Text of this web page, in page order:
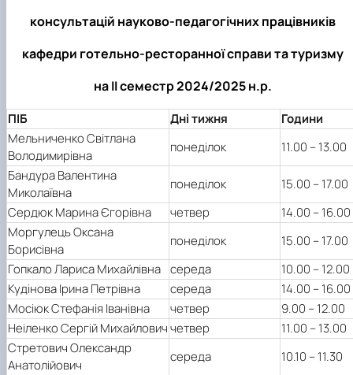
консультацій науково-педагогічних працівників
кафедри готельно-ресторанної справи та туризму
на ІІ семестр 2024/2025 н.р.
ПІБ Дні тижня
Години
Мельниченко Світлана
Володимирівна
понеділок
11.00 – 13.00
Бандура Валентина
Миколаївна
понеділок
15.00 – 17.00
Сердюк Марина Єгорівна
четвер
14.00 – 16.00
Моргулець Оксана
Борисівна
понеділок
15.00 – 17.00
Гопкало Лариса Михайлівна середа
10.00 – 12.00
Кудінова Ірина Петрівна
середа
14.00 – 16.00
Мосіюк Стефанія Іванівна
четвер
9.00 – 12.00
Неіленко Сергій Михайловиччетвер
11.00 – 13.00
Стретович Олександр
Анатолійович
середа
10.10 – 11.30